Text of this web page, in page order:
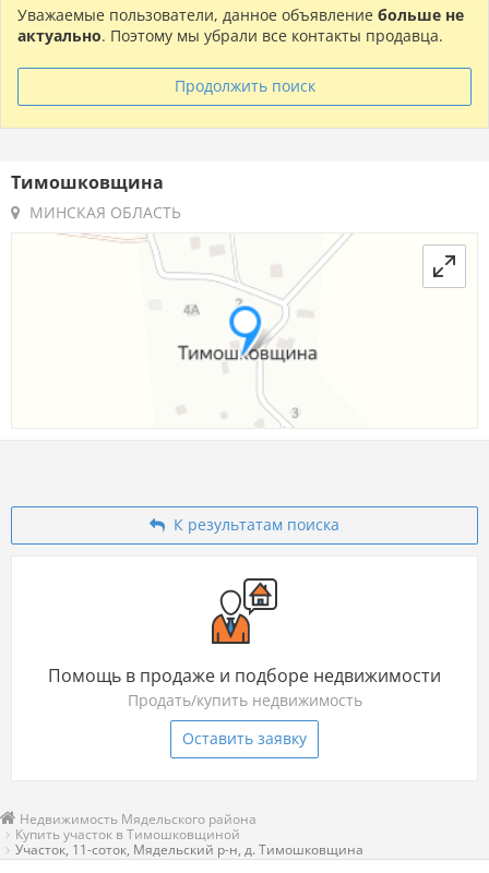
Уважаемые пользователи, данное объявление больше не
актуально. Поэтому мы убрали все контакты продавца.
Продолжить поиск
Тимошковщина
МИНСКАЯ ОБЛАСТЬ
К результатам поиска
Помощь в продаже и подборе недвижимости
Продать/купить недвижимость
Оставить заявку
Недвижимость Мядельского района
Купить участок в Тимошковщиной
Участок, 11-соток, Мядельский р-н, д. Тимошковщина